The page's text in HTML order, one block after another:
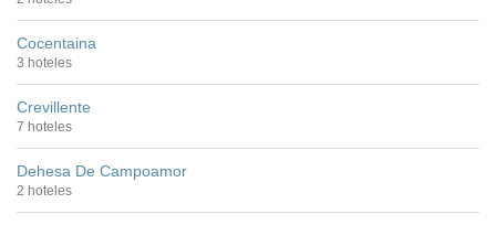
Cocentaina
3 hoteles
Crevillente
7 hoteles
Dehesa De Campoamor
2 hoteles